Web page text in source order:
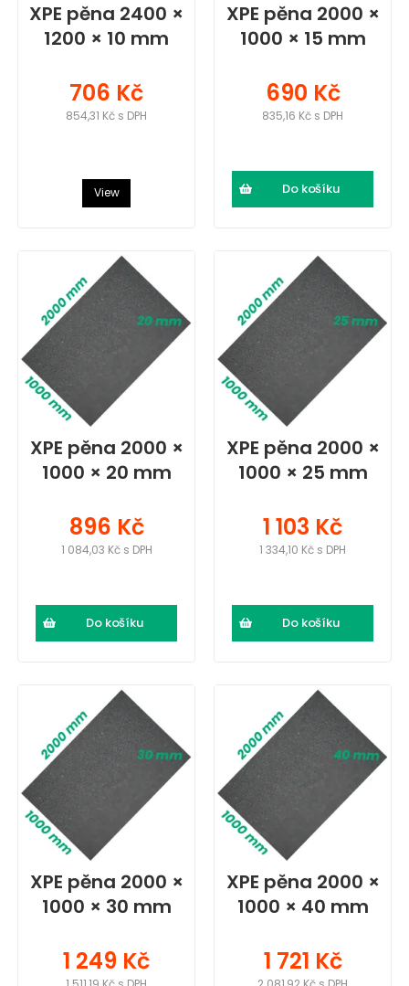
XPE pěna 2400 ×
1200 × 10 mm
706 Kč
854,31 Kč s DPH
View
XPE pěna 2000 ×
1000 × 15 mm
690 Kč
835,16 Kč s DPH
Do košíku
XPE pěna 2000 ×
1000 × 20 mm
896 Kč
1 084,03 Kč s DPH
Do košíku
XPE pěna 2000 ×
1000 × 25 mm
1 103 Kč
1 334,10 Kč s DPH
Do košíku
XPE pěna 2000 ×
1000 × 30 mm
1 249 Kč
XPE pěna 2000 ×
1000 × 40 mm
1 721 Kč